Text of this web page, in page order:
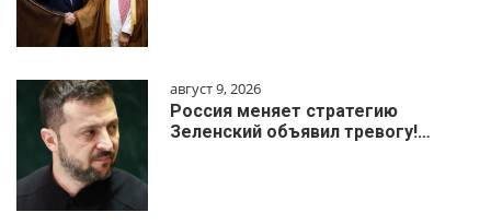
август 9, 2026
Россия меняет стратегию
Зеленский объявил тревогу!…